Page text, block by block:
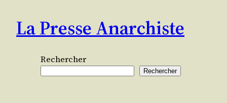
contenu
La Presse Anarchiste
Rechercher
Rechercher